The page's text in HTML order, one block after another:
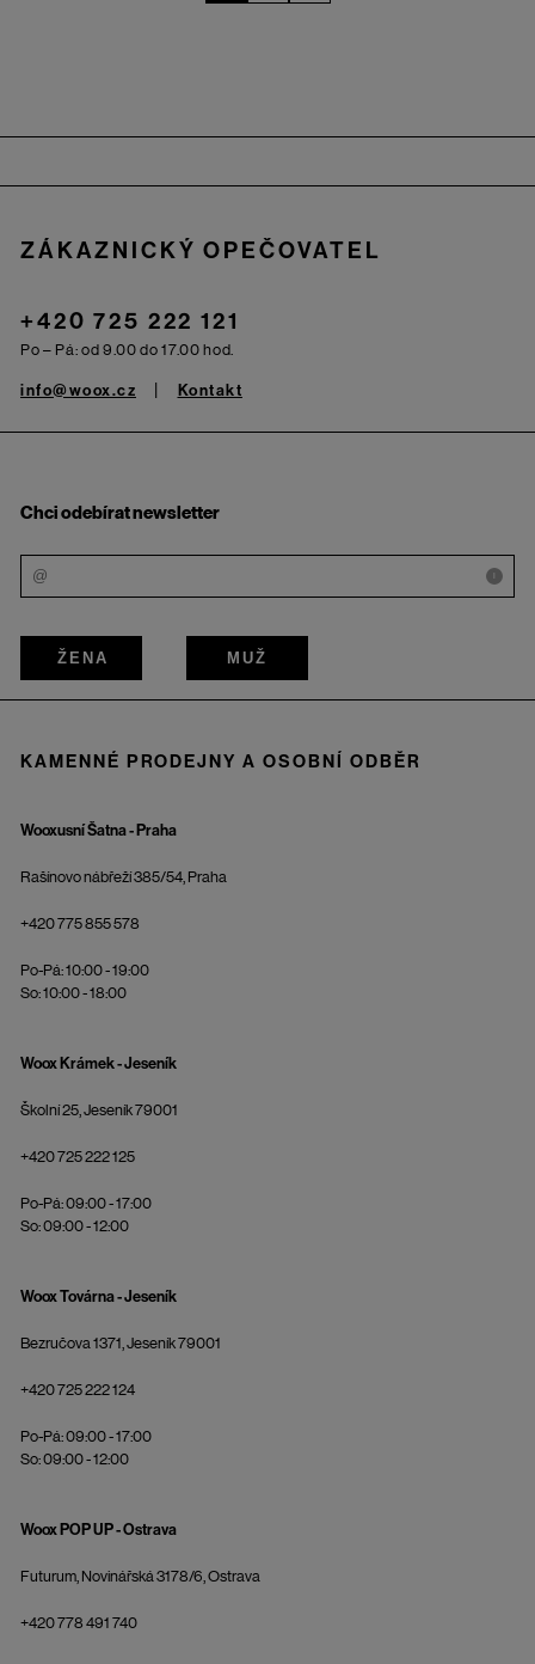
ZÁKAZNICKÝ OPEČOVATEL
+420 725 222 121
Po – Pá: od 9.00 do 17.00 hod.
info@woox.cz Kontakt
Chci odebírat newsletter
i
ŽENA MUŽ
KAMENNÉ PRODEJNY A OSOBNÍ ODBĚR
Wooxusní Šatna - Praha
Rašínovo nábřeží 385/54, Praha
+420 775 855 578
Po-Pá: 10:00 - 19:00
So: 10:00 - 18:00
Woox Krámek - Jeseník
Školní 25, Jeseník 79001
+420 725 222 125
Po-Pá: 09:00 - 17:00
So: 09:00 - 12:00
Woox Továrna - Jeseník
Bezručova 1371, Jeseník 79001
+420 725 222 124
Po-Pá: 09:00 - 17:00
So: 09:00 - 12:00
Woox POP UP - Ostrava
Futurum, Novinářská 3178/6, Ostrava
+420 778 491 740